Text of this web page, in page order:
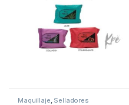
Maquillaje, Selladores